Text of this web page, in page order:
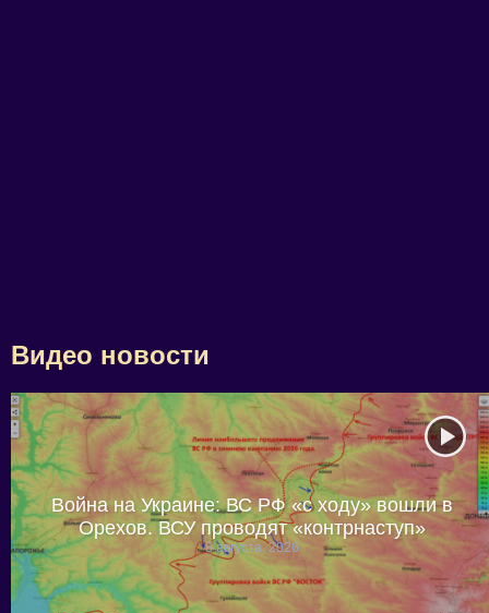
Видео новости
Война на Украине: ВС РФ «с ходу» вошли в
Орехов. ВСУ проводят «контрнаступ»
8 августа, 2026